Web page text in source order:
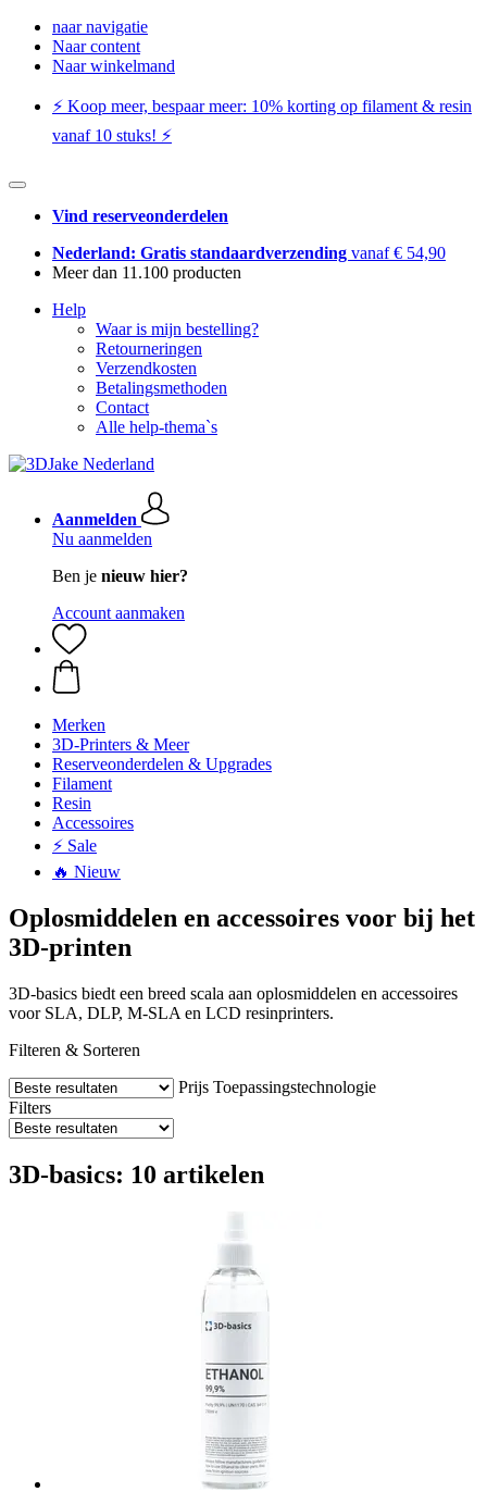
naar navigatie
Naar content
Naar winkelmand
⚡️ Koop meer, bespaar meer: ​​10% korting op filament & resin
vanaf 10 stuks! ⚡️
Vind reserveonderdelen
Nederland: Gratis standaardverzending vanaf € 54,90
Meer dan 11.100 producten
Help
Waar is mijn bestelling?
Retourneringen
Verzendkosten
Betalingsmethoden
Contact
Alle help-thema`s
Aanmelden
Nu aanmelden
Ben je nieuw hier?
Account aanmaken
Merken
3D-Printers & Meer
Reserveonderdelen & Upgrades
Filament
Resin
Accessoires
⚡ Sale
🔥 Nieuw
Oplosmiddelen en accessoires voor bij het
3D-printen
3D-basics biedt een breed scala aan oplosmiddelen en accessoires
voor SLA, DLP, M-SLA en LCD resinprinters.
Filteren & Sorteren
Prijs Toepassingstechnologie
Filters
3D-basics: 10 artikelen